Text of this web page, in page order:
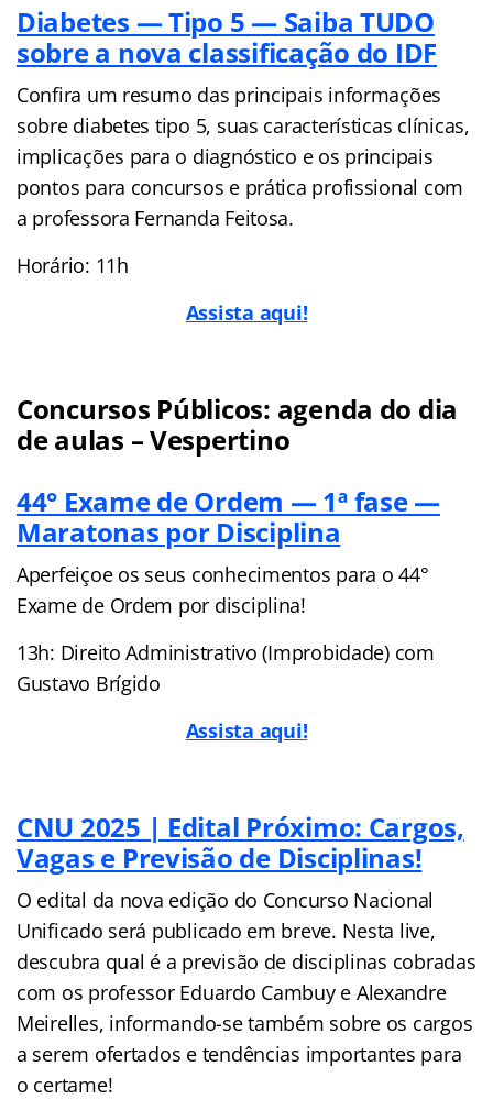
Diabetes — Tipo 5 — Saiba TUDO
sobre a nova classificação do IDF
Confira um resumo das principais informações
sobre diabetes tipo 5, suas características clínicas,
implicações para o diagnóstico e os principais
pontos para concursos e prática profissional com
a professora Fernanda Feitosa.
Horário: 11h
Assista aqui!
Concursos Públicos: agenda do dia
de aulas – Vespertino
44° Exame de Ordem — 1ª fase —
Maratonas por Disciplina
Aperfeiçoe os seus conhecimentos para o 44°
Exame de Ordem por disciplina!
13h: Direito Administrativo (Improbidade) com
Gustavo Brígido
Assista aqui!
CNU 2025 | Edital Próximo: Cargos,
Vagas e Previsão de Disciplinas!
O edital da nova edição do Concurso Nacional
Unificado será publicado em breve. Nesta live,
descubra qual é a previsão de disciplinas cobradas
com os professor Eduardo Cambuy e Alexandre
Meirelles, informando-se também sobre os cargos
a serem ofertados e tendências importantes para
o certame!